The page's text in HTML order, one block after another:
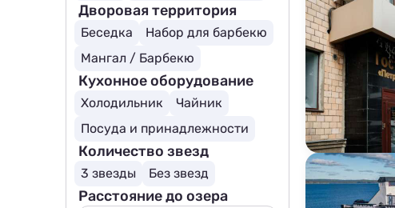
Дворовая территория
Беседка
Набор для барбекю
Мангал / Барбекю
Кухонное оборудование
Холодильник
Чайник
Посуда и принадлежности
Количество звезд
3 звезды Без звезд
Расстояние до озера